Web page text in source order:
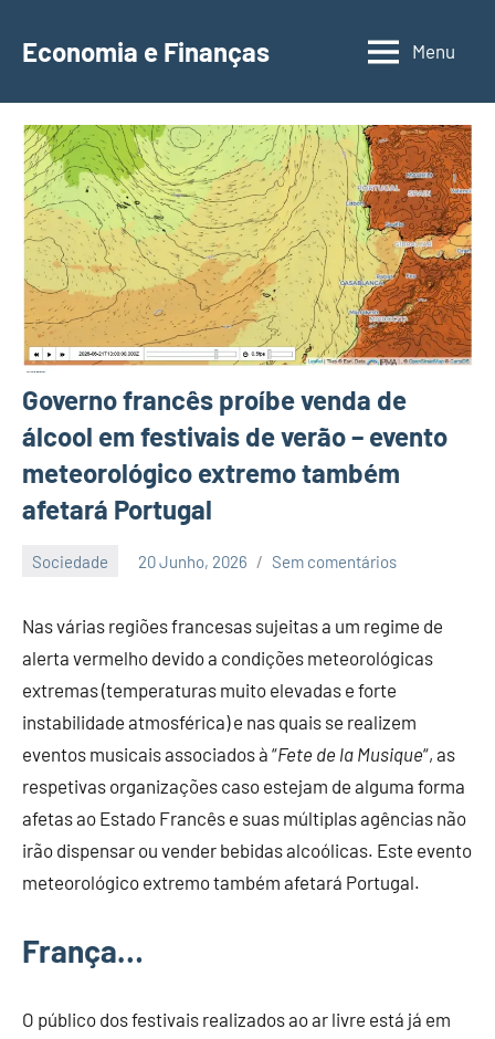
para
conteúdo
Economia e Finanças
Depósitos
IRS,
Finanças
Pessoais,
Calendários
Menu
Governo francês proíbe venda de
álcool em festivais de verão – evento
meteorológico extremo também
afetará Portugal
Sociedade 20 Junho, 2026
Finanças
Sem comentários
Nas várias regiões francesas sujeitas a um regime de
alerta vermelho devido a condições meteorológicas
extremas (temperaturas muito elevadas e forte
instabilidade atmosférica) e nas quais se realizem
eventos musicais associados à “Fete de la Musique“, as
respetivas organizações caso estejam de alguma forma
afetas ao Estado Francês e suas múltiplas agências não
irão dispensar ou vender bebidas alcoólicas. Este evento
meteorológico extremo também afetará Portugal.
França…
O público dos festivais realizados ao ar livre está já em